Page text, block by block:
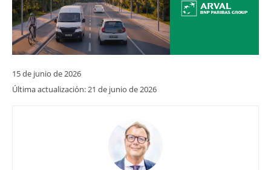
15 de junio de 2026
Última actualización:21 de junio de 2026